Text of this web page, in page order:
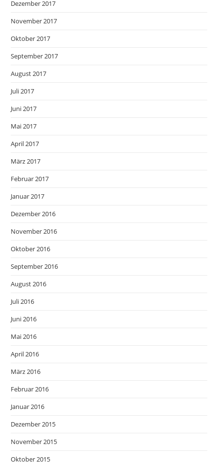
Dezember 2017
November 2017
Oktober 2017
September 2017
August 2017
Juli 2017
Juni 2017
Mai 2017
April 2017
März 2017
Februar 2017
Januar 2017
Dezember 2016
November 2016
Oktober 2016
September 2016
August 2016
Juli 2016
Juni 2016
Mai 2016
April 2016
März 2016
Februar 2016
Januar 2016
Dezember 2015
November 2015
Oktober 2015